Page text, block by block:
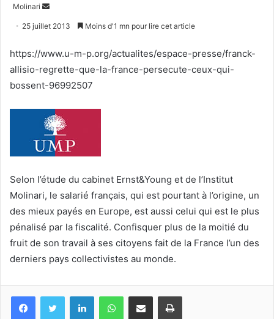
Molinari
Envoyer
25 juillet 2013 Moins d'1 mn pour lire cet article
https://www.u-m-p.org/actualites/espace-presse/franck-
allisio-regrette-que-la-france-persecute-ceux-qui-
bossent-96992507
Selon l’étude du cabinet Ernst&Young et de l’Institut
Molinari, le salarié français, qui est pourtant à l’origine, un
des mieux payés en Europe, est aussi celui qui est le plus
pénalisé par la fiscalité. Confisquer plus de la moitié du
fruit de son travail à ses citoyens fait de la France l’un des
derniers pays collectivistes au monde.
FacebookTwitter LinkedinWhatsApp
Partagez par mail Imprimez